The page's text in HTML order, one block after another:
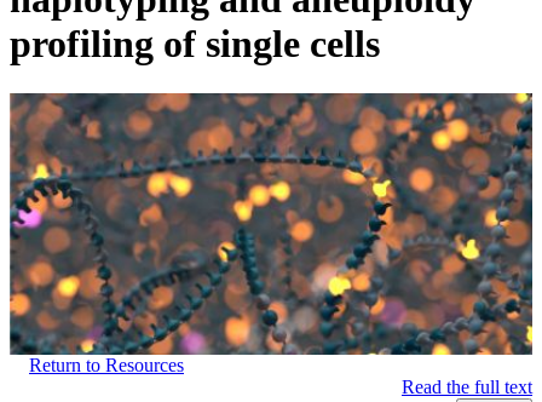
profiling of single cells
Return to Resources
Read the full text